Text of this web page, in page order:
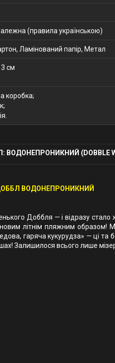
(правила українською)
Ламінований папір, Метал
см
коробка;
(DOBBLE
ВОДОНЕПРОНИКНИЙ
Доббля — і відразу
літнім пляжним образом!
гаряча кукурудза» — ці
Залишилося всього лише